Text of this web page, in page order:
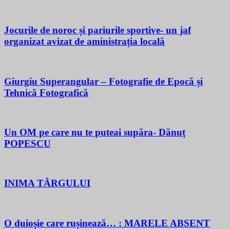
Jocurile de noroc și pariurile sportive- un jaf
organizat avizat de aministrația locală
Giurgiu Superangular – Fotografie de Epocă și
Tehnică Fotografică
Un OM pe care nu te puteai supăra- Dănuț
POPESCU
INIMA TÂRGULUI
O duioșie care rușinează… : MARELE ABSENT